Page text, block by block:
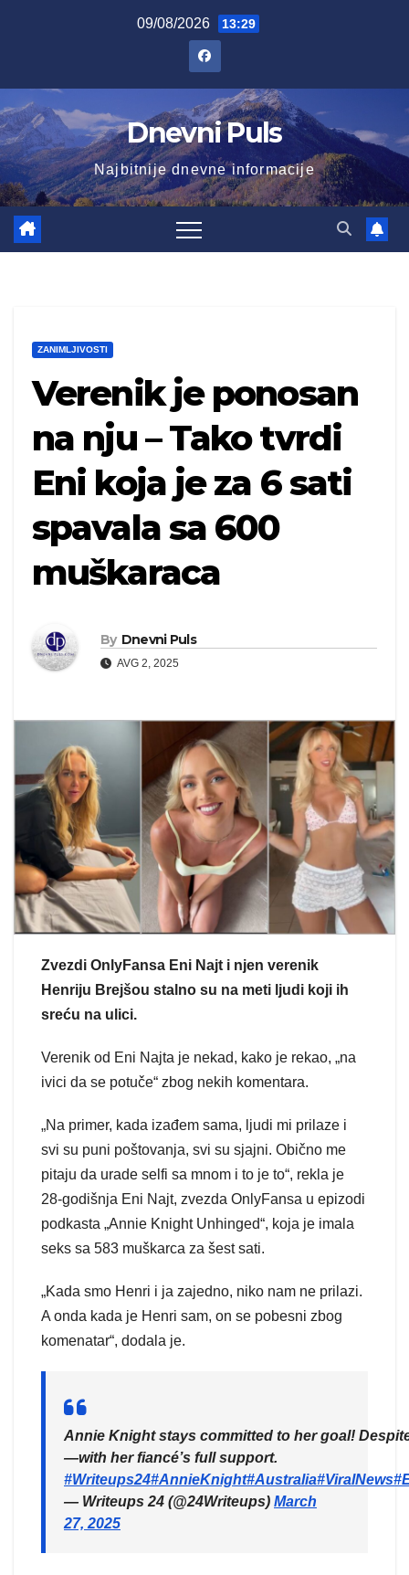
09/08/2026 13:29
Dnevni Puls
Najbitnije dnevne informacije
ZANIMLJIVOSTI
Verenik je ponosan
na nju – Tako tvrdi
Eni koja je za 6 sati
spavala sa 600
muškaraca
By Dnevni Puls
AVG 2, 2025
Zvezdi OnlyFansa Eni Najt i njen verenik
Henriju Brejšou stalno su na meti ljudi koji ih
sreću na ulici.
Verenik od Eni Najta je nekad, kako je rekao, „na
ivici da se potuče“ zbog nekih komentara.
„Na primer, kada izađem sama, ljudi mi prilaze i
svi su puni poštovanja, svi su sjajni. Obično me
pitaju da urade selfi sa mnom i to je to“, rekla je
28-godišnja Eni Najt, zvezda OnlyFansa u epizodi
podkasta „Annie Knight Unhinged“, koja je imala
seks sa 583 muškarca za šest sati.
„Kada smo Henri i ja zajedno, niko nam ne prilazi.
A onda kada je Henri sam, on se pobesni zbog
komenatar“, dodala je.
Annie Knight stays committed to her goal!
—with her fiancé’s full support.
#Writeups24#AnnieKnight#Australia#ViralNews
— Writeups 24 (@24Writeups) March
27, 2025